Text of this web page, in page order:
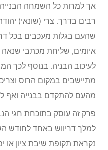
אך למרות כל השמחה הבנייה
רבים בדרך. צרי (שונאי)
שהעם בגלות מעכבים בכל
איומים, שליחת מכתבי שנאה
לעיכוב הבניה. בנוסף לכך
מתיישבים במקום הרוס
מהעם להתקדם בבנייה ואף
פרק זה עוסק בתוכחת חגי
נקראת תקופת שיבת ציון או